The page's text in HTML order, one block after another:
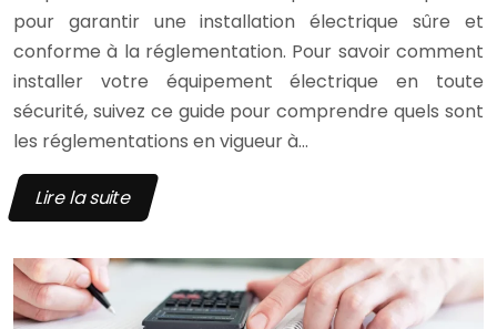
pour garantir une installation électrique sûre et
conforme à la réglementation. Pour savoir comment
installer votre équipement électrique en toute
sécurité, suivez ce guide pour comprendre quels sont
les réglementations en vigueur à…
Lire la suite